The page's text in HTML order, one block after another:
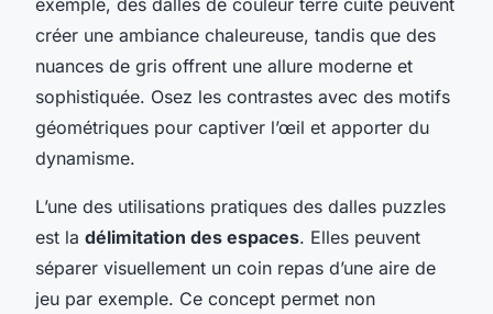
créer une ambiance chaleureuse, tandis que des
nuances de gris offrent une allure moderne et
sophistiquée. Osez les contrastes avec des motifs
géométriques pour captiver l’œil et apporter du
dynamisme.
L’une des utilisations pratiques des dalles puzzles
est la délimitation des espaces. Elles peuvent
séparer visuellement un coin repas d’une aire de
jeu par exemple. Ce concept permet non